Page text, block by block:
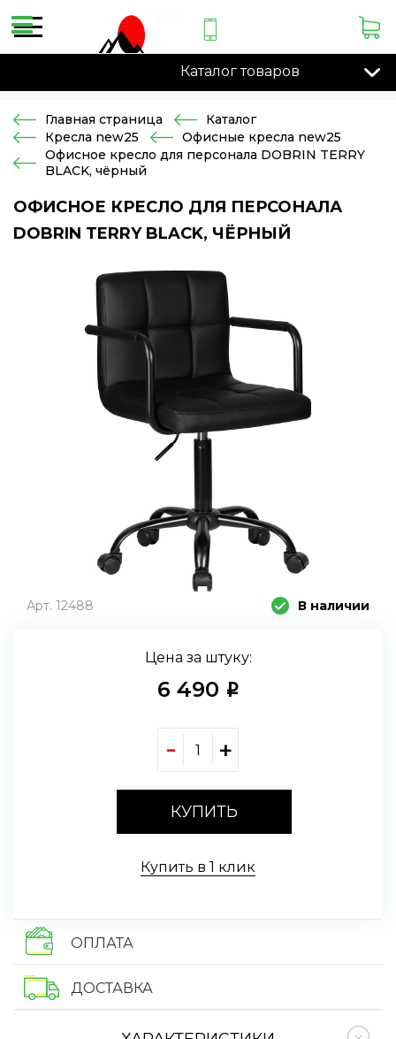
Каталог товаров
Главная страница
Каталог
Кресла new25
Офисные кресла new25
Офисное кресло для персонала DOBRIN TERRY
BLACK, чёрный
ОФИСНОЕ КРЕСЛО ДЛЯ ПЕРСОНАЛА
DOBRIN TERRY BLACK, ЧЁРНЫЙ
Арт. 12488 В наличии
Цена за штуку:
6 490 i
КУПИТЬ
Купить в 1 клик
ОПЛАТА
ДОСТАВКА